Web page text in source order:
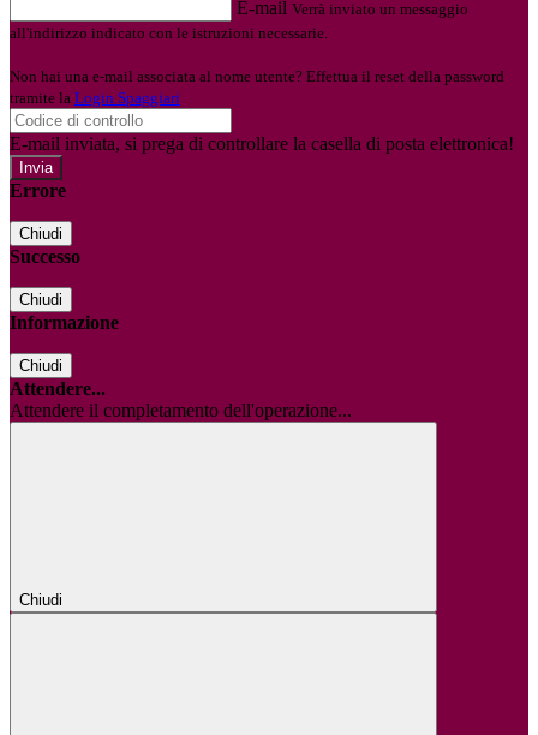
E-mail Verrà inviato un messaggio
all'indirizzo indicato con le istruzioni necessarie.
Non hai una e-mail associata al nome utente? Effettua il reset della password
tramite la Login Spaggiari
E-mail inviata, si prega di controllare la casella di posta elettronica!
Errore
Chiudi
Successo
Chiudi
Informazione
Chiudi
Attendere...
Attendere il completamento dell'operazione...
Chiudi